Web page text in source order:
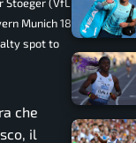
Munich 18
spot to
che
il